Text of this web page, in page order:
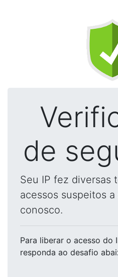
de
Seu IP fez diversas
acessos suspeitos
conosco.
Para liberar o acesso do
responda ao desafio